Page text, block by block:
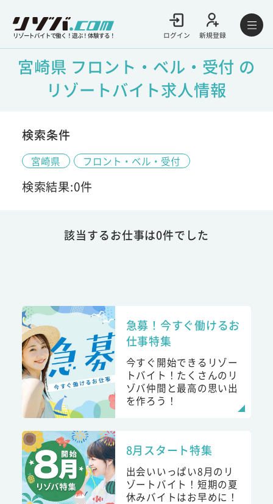
リゾートバイトで働く！遊ぶ！体験する！ ログイン 新規登録
宮崎県 フロント・ベル・受付 の
リゾートバイト求人情報
検索条件
宮崎県 フロント・ベル・受付
検索結果:0件
該当するお仕事は0件でした
急募！今すぐ働けるお
仕事特集
今すぐ開始できるリゾー
トバイト！たくさんのリ
ゾバ仲間と最高の思い出
を作ろう！
8月スタート特集
出会いいっぱい8月のリ
ゾートバイト！短期の夏
休みバイトはお早めに！